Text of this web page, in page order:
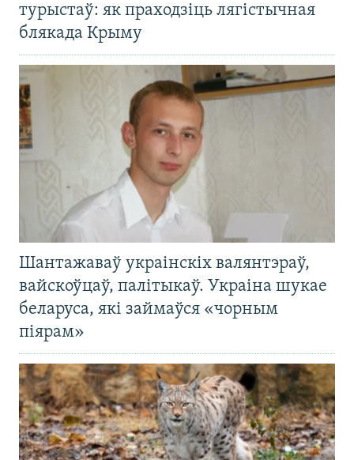
турыстаў: як праходзіць лягістычная
блякада Крыму
Шантажаваў украінскіх валянтэраў,
вайскоўцаў, палітыкаў. Украіна шукае
беларуса, які займаўся «чорным
піярам»